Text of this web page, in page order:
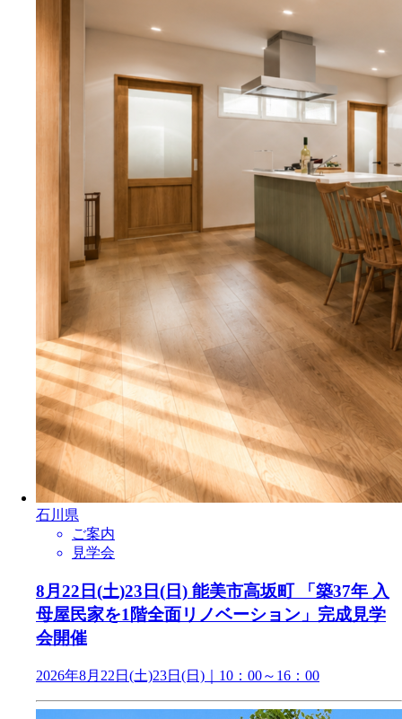
石川県
ご案内
見学会
8月22日(土)23日(日) 能美市高坂町 「築37年 入
母屋民家を1階全面リノベーション」完成見学
会開催
2026年8月22日(土)23日(日)｜10：00～16：00